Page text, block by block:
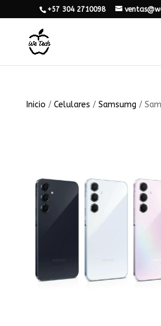
+57 304 2710098
Inicio / Celulares / Samsumg /